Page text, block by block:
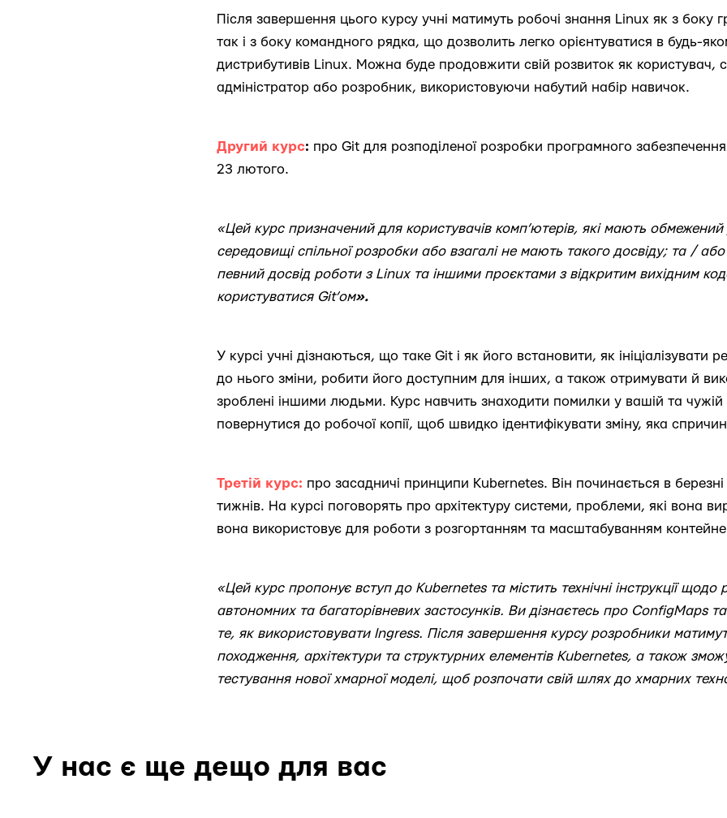
Після завершення цього курсу учні матимуть робочі знання Linux як з боку
так і з боку командного рядка, що дозволить легко орієнтуватися в будь-
дистрибутивів Linux. Можна буде продовжити свій розвиток як користувач,
адміністратор або розробник, використовуючи набутий набір навичок.
Другий курс: про Git для розподіленої розробки програмного
23 лютого.
«Цей курс призначений для користувачів комп’ютерів, які мають обмежений
середовищі спільної розробки або взагалі не мають такого досвіду; та /
певний досвід роботи з Linux та іншими проєктами з відкритим вихідним
користуватися Git’ом».
У курсі учні дізнаються, що таке Git і як його встановити, як ініціалізувати
до нього зміни, робити його доступним для інших, а також отримувати й
зроблені іншими людьми. Курс навчить знаходити помилки у вашій та чужій
повернутися до робочої копії, щоб швидко ідентифікувати зміну, яка
Третій курс: про засадничі принципи Kubernetes. Він починається в
тижнів. На курсі поговорять про архітектуру системи, проблеми, які вона
вона використовує для роботи з розгортанням та масштабуванням
«Цей курс пропонує вступ до Kubernetes та містить технічні інструкції щодо
автономних та багаторівневих застосунків. Ви дізнаєтесь про ConfigMaps
те, як використовувати Ingress. Після завершення курсу розробники
походження, архітектури та структурних елементів Kubernetes, а також
тестування нової хмарної моделі, щоб розпочати свій шлях до хмарних
У нас є ще дещо для вас